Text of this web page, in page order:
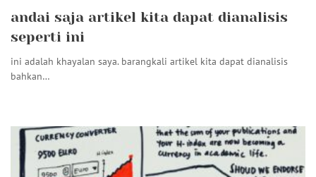
andai saja artikel kita dapat dianalisis
seperti ini
ini adalah khayalan saya. barangkali artikel kita dapat dianalisis
bahkan…